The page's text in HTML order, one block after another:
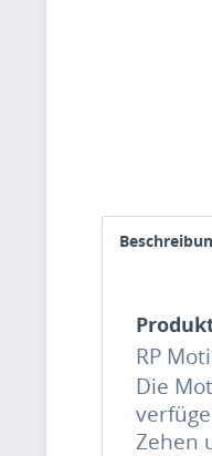
RP
Die
Zehen